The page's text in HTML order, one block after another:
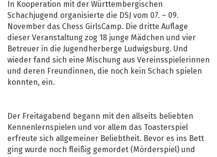
In Kooperation mit der Württembergischen
Schachjugend organisierte die DSJ vom 07. – 09.
November das Chess GirlsCamp. Die dritte Auflage
dieser Veranstaltung zog 18 junge Mädchen und vier
Betreuer in die Jugendherberge Ludwigsburg. Und
wieder fand sich eine Mischung aus Vereinsspielerinnen
und deren Freundinnen, die noch kein Schach spielen
konnten, ein.
Der Freitagabend begann mit den allseits beliebten
Kennenlernspielen und vor allem das Toasterspiel
erfreute sich allgemeiner Beliebtheit. Bevor es ins Bett
ging wurde noch fleißig gemordet (Mörderspiel) und